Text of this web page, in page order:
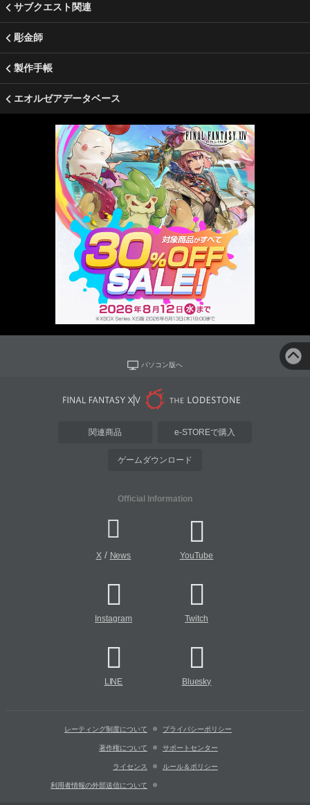
サブクエスト関連
彫金師
製作手帳
エオルゼアデータベース
パソコン版へ
関連商品 e-STOREで購入
ゲームダウンロード
Official Information
X/ News YouTube
Instagram Twitch
LINE Bluesky
レーティング制度について プライバシーポリシー
著作権について サポートセンター
ライセンス ルール＆ポリシー
利用者情報の外部送信について